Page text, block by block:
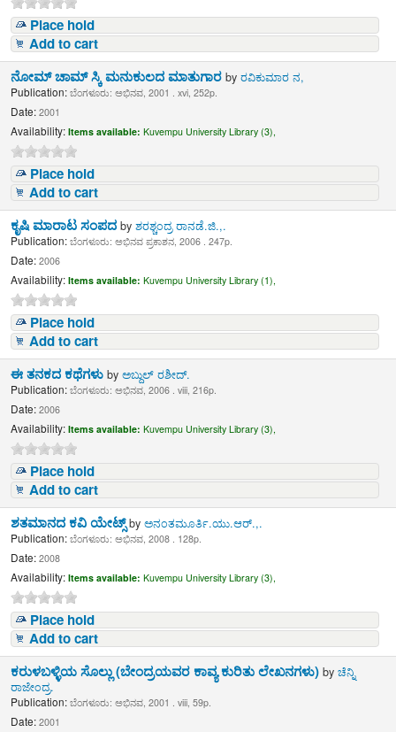
Place hold
Add to cart
ನೋಮ್ ಚಾಮ್ ಸ್ಕಿ ಮನುಕುಲದ ಮಾತುಗಾರbyರವಿಕುಮಾರ ನ,
Publication: ಬೆಂಗಳೂರು: ಅಭಿನವ, 2001 . xvi, 252p.
Date: 2001
Availability: Items available: Kuvempu University Library (3),
Place hold
Add to cart
ಕೃಷಿ ಮಾರಾಟ ಸಂಪದbyಶರಶ್ಚಂದ್ರ ರಾನಡೆ.ಜಿ.,.
Publication: ಬೆಂಗಳೂರು: ಅಭಿನವ ಪ್ರಕಾಶನ, 2006 . 247p.
Date: 2006
Availability: Items available: Kuvempu University Library (1),
Place hold
Add to cart
ಈ ತನಕದ ಕಥೆಗಳುbyಅಬ್ದುಲ್ ರಶೀದ್.
Publication: ಬೆಂಗಳೂರು: ಅಭಿನವ, 2006 . viii, 216p.
Date: 2006
Availability: Items available: Kuvempu University Library (3),
Place hold
Add to cart
ಶತಮಾನದ ಕವಿ ಯೇಟ್ಸ್byಅನಂತಮೂರ್ತಿ.ಯು.ಆರ್.,.
Publication: ಬೆಂಗಳೂರು: ಅಭಿನವ, 2008 . 128p.
Date: 2008
Availability: Items available: Kuvempu University Library (3),
Place hold
Add to cart
ಕರುಳಬಳ್ಳಿಯ ಸೊಲ್ಲು (ಬೇಂದ್ರಯವರ ಕಾವ್ಯ ಕುರಿತು ಲೇಖನಗಳು)byಚೆನ್ನಿ
ರಾಜೇಂದ್ರ.
Publication: ಬೆಂಗಳೂರು: ಅಭಿನವ, 2001 . viii, 59p.
Date: 2001